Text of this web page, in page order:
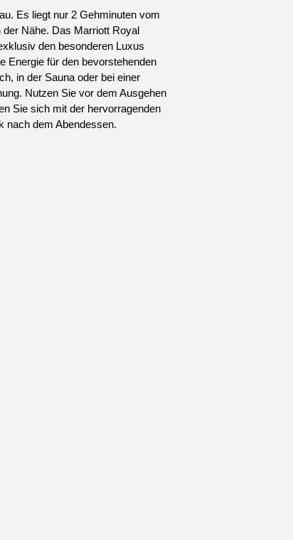
Es liegt nur 2 Gehminuten vom
Nähe. Das Marriott Royal
den besonderen Luxus
Energie für den bevorstehenden
in der Sauna oder bei einer
Nutzen Sie vor dem Ausgehen
Sie sich mit der hervorragenden
nach dem Abendessen.